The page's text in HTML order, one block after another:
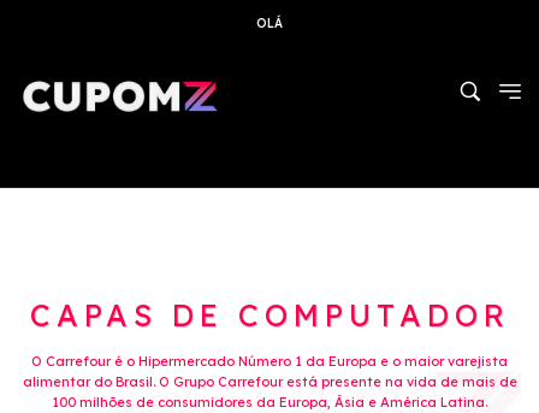
OLÁ
CAPAS DE COMPUTADOR
O Carrefour é o Hipermercado Número 1 da Europa e o maior varejista
alimentar do Brasil. O Grupo Carrefour está presente na vida de mais de
100 milhões de consumidores da Europa, Ásia e América Latina.